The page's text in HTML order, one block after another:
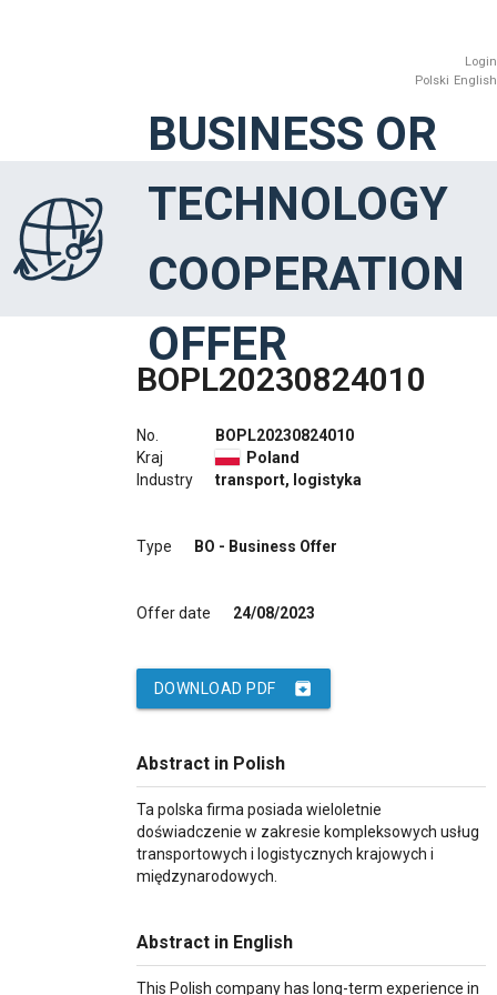
Login
Polski English
BUSINESS OR
TECHNOLOGY
COOPERATION
OFFER
BOPL20230824010
No.
Kraj
Industry
BOPL20230824010
Poland
transport, logistyka
Type BO - Business Offer
Offer date 24/08/2023
archive
DOWNLOAD PDF
Abstract in Polish
Ta polska firma posiada wieloletnie
doświadczenie w zakresie kompleksowych usług
transportowych i logistycznych krajowych i
międzynarodowych.
Abstract in English
This Polish company has long-term experience in